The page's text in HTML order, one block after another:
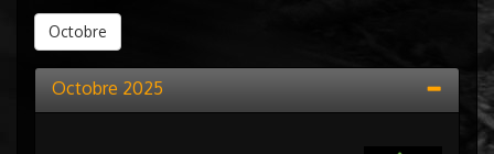
Octobre
Octobre 2025